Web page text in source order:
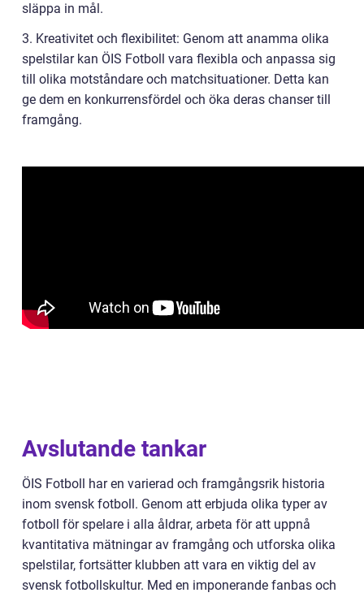
släppa in mål.
3. Kreativitet och flexibilitet: Genom att anamma olika
spelstilar kan ÖIS Fotboll vara flexibla och anpassa sig
till olika motståndare och matchsituationer. Detta kan
ge dem en konkurrensfördel och öka deras chanser till
framgång.
Avslutande tankar
ÖIS Fotboll har en varierad och framgångsrik historia
inom svensk fotboll. Genom att erbjuda olika typer av
fotboll för spelare i alla åldrar, arbeta för att uppnå
kvantitativa mätningar av framgång och utforska olika
spelstilar, fortsätter klubben att vara en viktig del av
svensk fotbollskultur. Med en imponerande fanbas och